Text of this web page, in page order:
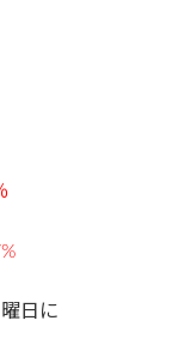
%
日に